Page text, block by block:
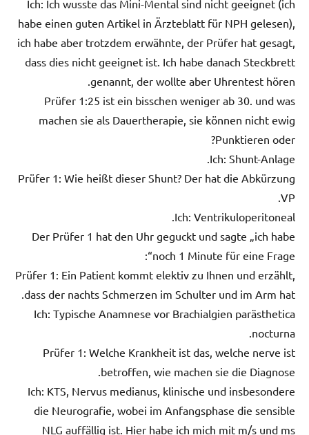
Ich: Ich wusste das Mini-Mental sind nicht geeignet (ich
habe einen guten Artikel in Ärzteblatt für NPH gelesen),
ich habe aber trotzdem erwähnte, der Prüfer hat gesagt,
dass dies nicht geeignet ist. Ich habe danach Steckbrett
genannt, der wollte aber Uhrentest hören.
Prüfer 1:25 ist ein bisschen weniger ab 30. und was
machen sie als Dauertherapie, sie können nicht ewig
Punktieren oder?
Ich: Shunt-Anlage.
Prüfer 1: Wie heißt dieser Shunt? Der hat die Abkürzung
VP.
Ich: Ventrikuloperitoneal.
Der Prüfer 1 hat den Uhr geguckt und sagte „ich habe
noch 1 Minute für eine Frage“:
Prüfer 1: Ein Patient kommt elektiv zu Ihnen und erzählt,
dass der nachts Schmerzen im Schulter und im Arm hat.
Ich: Typische Anamnese vor Brachialgien parästhetica
nocturna.
Prüfer 1: Welche Krankheit ist das, welche nerve ist
betroffen, wie machen sie die Diagnose.
Ich: KTS, Nervus medianus, klinische und insbesondere
die Neurografie, wobei im Anfangsphase die sensible
NLG auffällig ist. Hier habe ich mich mit m/s und ms